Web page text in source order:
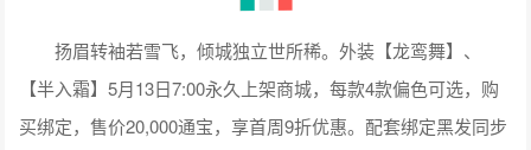
扬眉转袖若雪飞，倾城独立世所稀。外装【龙鸾舞】、
【半入霜】5月13日7:00永久上架商城，每款4款偏色可选，购
买绑定，售价20,000通宝，享首周9折优惠。配套绑定黑发同步